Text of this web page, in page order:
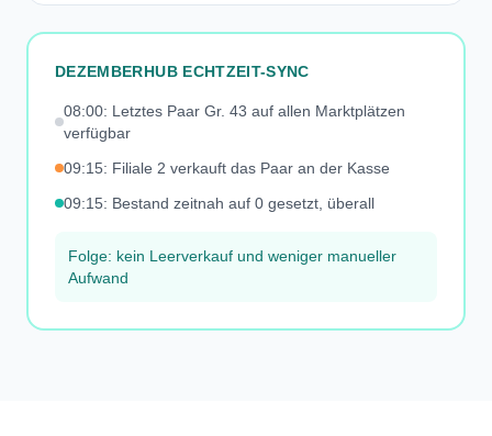
DEZEMBERHUB ECHTZEIT-SYNC
08:00: Letztes Paar Gr. 43 auf allen Marktplätzen
verfügbar
09:15: Filiale 2 verkauft das Paar an der Kasse
09:15: Bestand zeitnah auf 0 gesetzt, überall
Folge: kein Leerverkauf und weniger manueller
Aufwand